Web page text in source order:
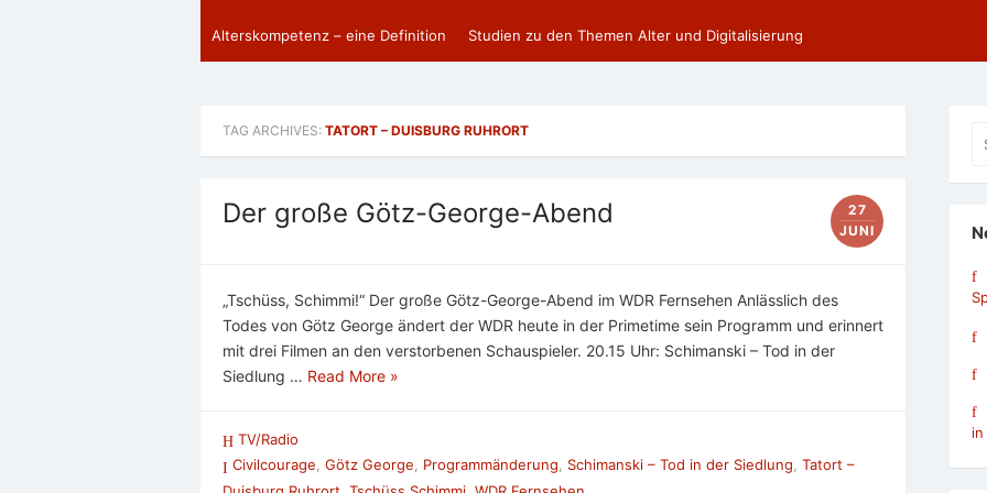
Alterskompetenz – eine Definition Studien zu den Themen Alter und Digitalisierung
TAG ARCHIVES: TATORT – DUISBURG RUHRORT
Der große Götz-George-Abend
27
JUNI
„Tschüss, Schimmi!“ Der große Götz-George-Abend im WDR Fernsehen Anlässlich des
Todes von Götz George ändert der WDR heute in der Primetime sein Programm und erinnert
mit drei Filmen an den verstorbenen Schauspieler. 20.15 Uhr: Schimanski – Tod in der
Siedlung … Read More »
TV/Radio
Civilcourage, Götz George, Programmänderung, Schimanski – Tod in der Siedlung, Tatort –